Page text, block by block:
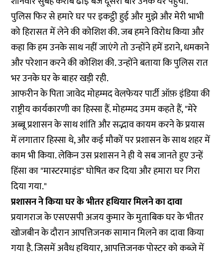
पुलिस फिर से हमारे घर पर इकट्ठी हुई और मुझे और मेरी भाभी
को हिरासत में लेने की कोशिश की. जब हमने विरोध किया और
कहा कि हम उनके साथ नहीं जाएंगे तो उन्होंने हमें डराने, धमकाने
और परेशान करने की कोशिश की. उन्होंने बताया कि पुलिस रात
भर उनके घर के बाहर खड़ी रही.
आफरीन के पिता जावेद मोहम्मद वेलफेयर पार्टी ऑफ़ इंडिया की
राष्ट्रीय कार्यकारणी का हिस्सा हैं. मोहम्मद उमम कहते हैं, "मेरे
अब्बू प्रशासन के साथ शांति और सद्भाव कायम करने के प्रयास
में लगातार हिस्सा थे, और कई मौकों पर प्रशासन के साथ शहर में
काम भी किया. लेकिन उस प्रशासन ने ही ये सब जानते हुए उन्हें
हिंसा का "मास्टरमाइंड" घोषित कर दिया और हमारा घर गिरा
दिया गया."
प्रशासन ने किया घर के भीतर हथियार मिलने का दावा
प्रयागराज के एसएसपी अजय कुमार के मुताबिक घर के भीतर
खोजबीन के दौरान आपत्तिजनक सामान मिलने का दावा किया
गया है. जिसमें अवैध हथियार, आपत्तिजनक पोस्टर को कब्ज़े में